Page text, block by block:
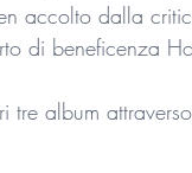
accolto dalla
di beneficenza
album